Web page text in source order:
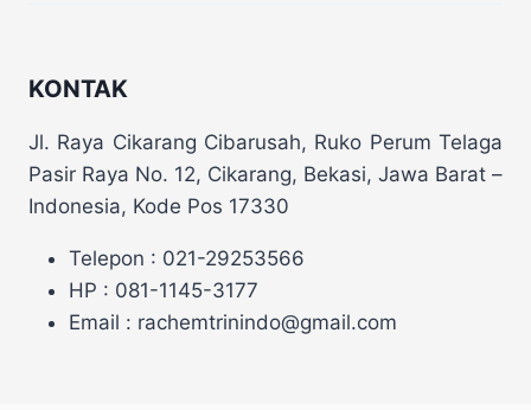
KONTAK
Jl. Raya Cikarang Cibarusah, Ruko Perum Telaga
Pasir Raya No. 12, Cikarang, Bekasi, Jawa Barat –
Indonesia, Kode Pos 17330
Telepon : 021-29253566
HP : 081-1145-3177
Email : rachemtrinindo@gmail.com